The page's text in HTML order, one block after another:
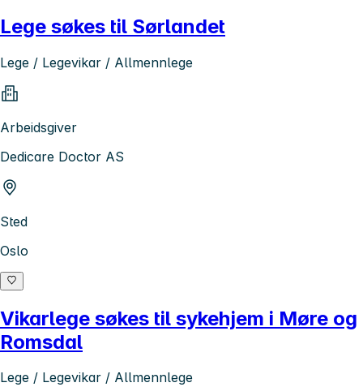
Lege søkes til Sørlandet
Lege / Legevikar / Allmennlege
Arbeidsgiver
Dedicare Doctor AS
Sted
Oslo
Vikarlege søkes til sykehjem i Møre og
Romsdal
Lege / Legevikar / Allmennlege